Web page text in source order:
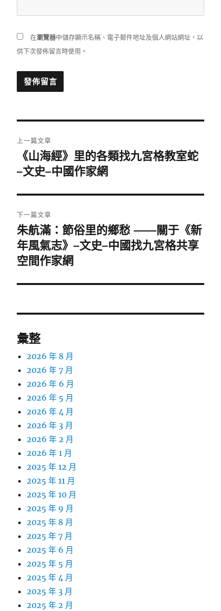
在瀏覽器中儲存顯示名稱、電子郵件地址及個人網站網址，以
供下次發佈留言時使用。
章
導
覽
上一篇文章
上
一
文
章:
《山海經》里的各類找九宮格教室蛇
–文史–中國作家網
下一篇文章
下
一
篇
章:
朱航滿：節俗里的鄉愁 ——關于《新
年風氣志》–文史–中國找九宮格共享
空間作家網
彙整
2026 年 8 月
2026 年 7 月
2026 年 6 月
2026 年 5 月
2026 年 4 月
2026 年 3 月
2026 年 2 月
2026 年 1 月
2025 年 12 月
2025 年 11 月
2025 年 10 月
2025 年 9 月
2025 年 8 月
2025 年 7 月
2025 年 6 月
2025 年 5 月
2025 年 4 月
2025 年 3 月
2025 年 2 月